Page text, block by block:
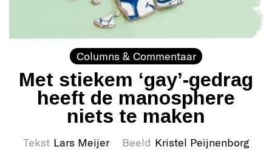
Columns & Commentaar
Met stiekem ‘gay’-gedrag
heeft de manosphere
niets te maken
Tekst Lars Meijer Beeld Kristel Peijnenborg